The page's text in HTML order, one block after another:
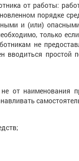
от работы:
порядке
и (или)
только
не
вводиться простой
от наименования